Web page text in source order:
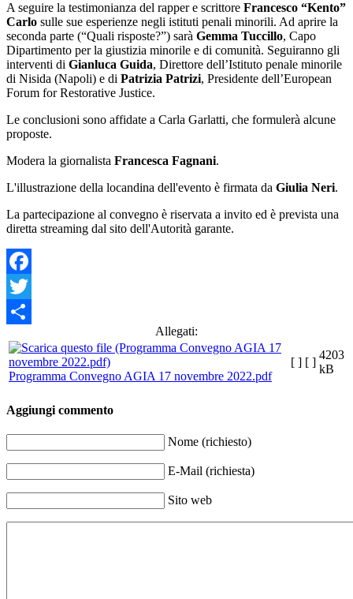
A seguire la testimonianza del rapper e scrittore Francesco “Kento”
Carlo sulle sue esperienze negli istituti penali minorili. Ad aprire la
seconda parte (“Quali risposte?”) sarà Gemma Tuccillo, Capo
Dipartimento per la giustizia minorile e di comunità. Seguiranno gli
interventi di Gianluca Guida, Direttore dell’Istituto penale minorile
di Nisida (Napoli) e di Patrizia Patrizi, Presidente dell’European
Forum for Restorative Justice.
Le conclusioni sono affidate a Carla Garlatti, che formulerà alcune
proposte.
Modera la giornalista Francesca Fagnani.
L'illustrazione della locandina dell'evento è firmata da Giulia Neri.
La partecipazione al convegno è riservata a invito ed è prevista una
diretta streaming dal sito dell'Autorità garante.
Facebook
Twitter
Allegati:
Programma Convegno AGIA 17 novembre 2022.pdf
[ ] [ ]
4203
kB
Aggiungi commento
Nome (richiesto)
E-Mail (richiesta)
Sito web